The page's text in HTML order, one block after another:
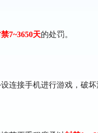
7~3650天的处罚。
连接手机进行游戏，破